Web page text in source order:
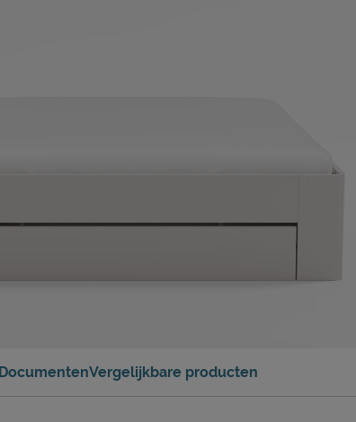
DocumentenVergelijkbare producten